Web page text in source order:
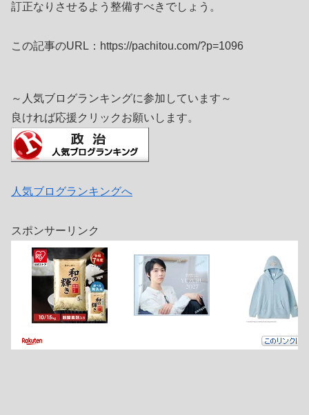
訂正なりさせるよう整備すべきでしょう。
この記事のURL：https://pachitou.com/?p=1096
～人気ブログランキングに参加しています～
良ければ応援クリックお願いします。
人気ブログランキングへ
スポンサーリンク